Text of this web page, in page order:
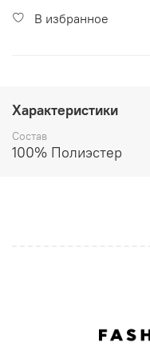
В избранное
Характеристики
Состав
100% Полиэстер